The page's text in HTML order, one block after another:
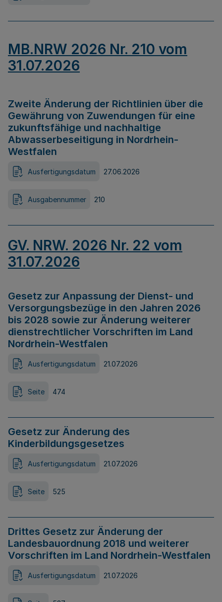
MB.NRW 2026 Nr. 210 vom
31.07.2026
Zweite Änderung der Richtlinien über die
Gewährung von Zuwendungen für eine
zukunftsfähige und nachhaltige
Abwasserbeseitigung in Nordrhein-
Westfalen
Ausfertigungsdatum 27.06.2026
Ausgabennummer 210
GV. NRW. 2026 Nr. 22 vom
31.07.2026
Gesetz zur Anpassung der Dienst- und
Versorgungsbezüge in den Jahren 2026
bis 2028 sowie zur Änderung weiterer
dienstrechtlicher Vorschriften im Land
Nordrhein-Westfalen
Ausfertigungsdatum 21.07.2026
Seite 474
Gesetz zur Änderung des
Kinderbildungsgesetzes
Ausfertigungsdatum 21.07.2026
Seite 525
Drittes Gesetz zur Änderung der
Landesbauordnung 2018 und weiterer
Vorschriften im Land Nordrhein-Westfalen
Ausfertigungsdatum 21.07.2026